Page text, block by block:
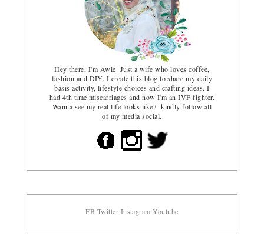
Hey there, I'm Awie. Just a wife who loves coffee,
fashion and DIY. I create this blog to share my daily
basis activity, lifestyle choices and crafting ideas. I
had 4th time miscarriages and now I'm an IVF fighter.
Wanna see my real life looks like? kindly follow all
of my media social.
FB Twitter Instagram Youtube